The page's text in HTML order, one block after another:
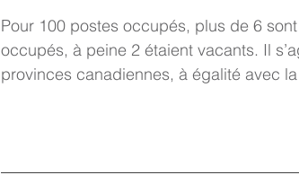
Pour 100 postes occupés, plus de 6
occupés, à peine 2 étaient vacants. Il
provinces canadiennes, à égalité avec